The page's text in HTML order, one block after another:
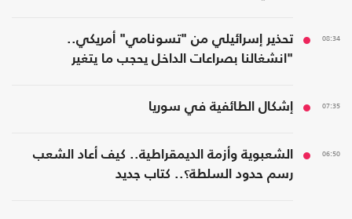
08:34
تحذير إسرائيلي من "تسونامي" أمريكي..
"انشغالنا بصراعات الداخل يحجب ما يتغير
07:35 إشكال الطائفية في سوريا
06:50
الشعبوية وأزمة الديمقراطية.. كيف أعاد الشعب
رسم حدود السلطة؟.. كتاب جديد